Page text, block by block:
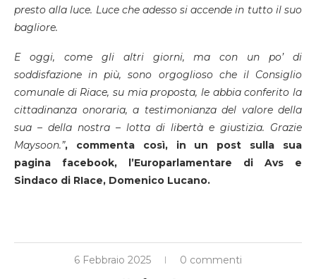
presto alla luce. Luce che adesso si accende in tutto il suo
bagliore.
E oggi, come gli altri giorni, ma con un po’ di
soddisfazione in più, sono orgoglioso che il Consiglio
comunale di Riace, su mia proposta, le abbia conferito la
cittadinanza onoraria, a testimonianza del valore della
sua – della nostra – lotta di libertà e giustizia. Grazie
Maysoon.”, commenta così, in un post sulla sua
pagina facebook, l’Europarlamentare di Avs e
Sindaco di RIace, Domenico Lucano.
6 Febbraio 2025 0 commenti